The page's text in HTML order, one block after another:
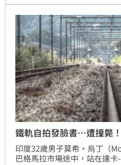
動持續進行中。
鐵軌自拍發臉書…遭撞斃
印度32歲男子莫希·烏丁（
巴格馬拉市場途中，站在達